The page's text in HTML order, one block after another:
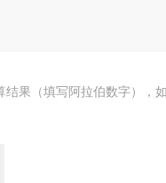
结果（填写阿拉伯数字），